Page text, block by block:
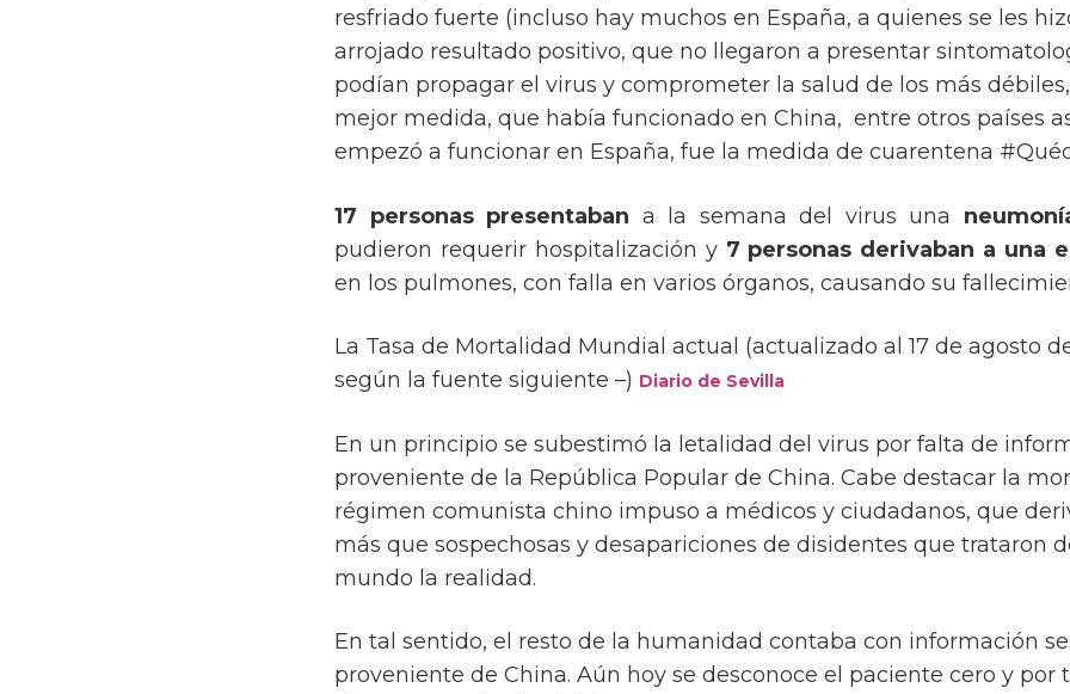
resfriado fuerte (incluso hay muchos en España, a quienes se les
arrojado resultado positivo, que no llegaron a presentar
podían propagar el virus y comprometer la salud de los más
mejor medida, que había funcionado en China, entre otros países
empezó a funcionar en España, fue la medida de cuarentena
17 personas presentaban a la semana del virus una
pudieron requerir hospitalización y 7 personas derivaban a una
en los pulmones, con falla en varios órganos, causando su
La Tasa de Mortalidad Mundial actual (actualizado al 17 de agosto
según la fuente siguiente –) Diario de Sevilla
En un principio se subestimó la letalidad del virus por falta de
proveniente de la República Popular de China. Cabe destacar la
régimen comunista chino impuso a médicos y ciudadanos, que
más que sospechosas y desapariciones de disidentes que trataron
mundo la realidad.
En tal sentido, el resto de la humanidad contaba con información
proveniente de China. Aún hoy se desconoce el paciente cero y por